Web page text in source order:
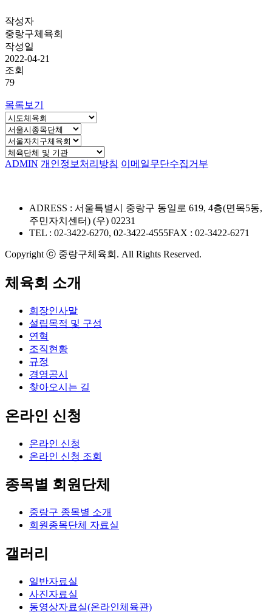
작성자
중랑구체육회
작성일
2022-04-21
조회
79
목록보기
ADMIN 개인정보처리방침 이메일무단수집거부
ADRESS : 서울특별시 중랑구 동일로 619, 4층(면목5동,
주민자치센터) (우) 02231
TEL : 02-3422-6270, 02-3422-4555FAX : 02-3422-6271
Copyright ⓒ 중랑구체육회. All Rights Reserved.
체육회 소개
회장인사말
설립목적 및 구성
연혁
조직현황
규정
경영공시
찾아오시는 길
온라인 신청
온라인 신청
온라인 신청 조회
종목별 회원단체
중랑구 종목별 소개
회원종목단체 자료실
갤러리
일반자료실
사진자료실
동영상자료실(온라인체육관)